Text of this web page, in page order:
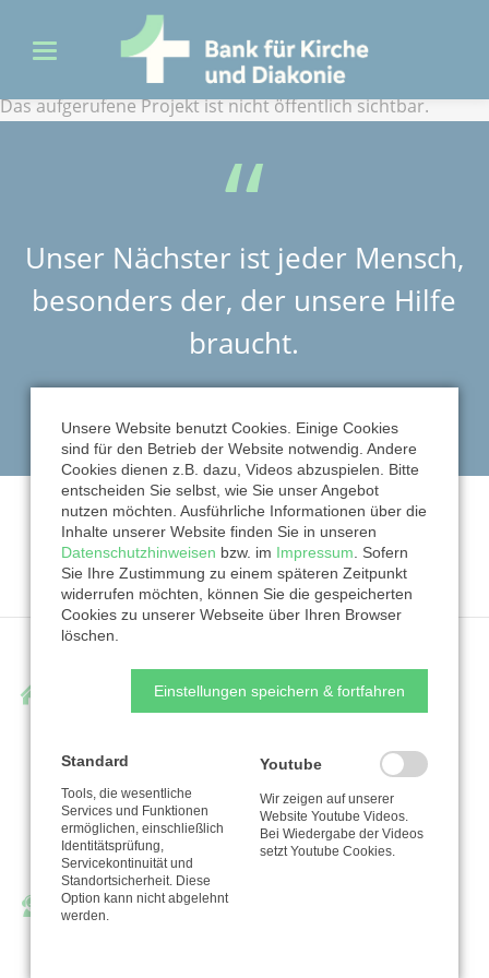
Das aufgerufene Projekt ist nicht öffentlich sichtbar.
Unser Nächster ist jeder Mensch,
besonders der, der unsere Hilfe
braucht.
NAVIGATION
ÜBERSPRINGEN
REGISTRIERUNG FAQ
NUTZUNGSBEDINGUNGEN IMPRESSUM
DATENSCHUTZHINWEISE
Bank für Kirche und Diakonie eG
Schwanenwall 27
44135 Dortmund
Kontakt
Unsere Website benutzt Cookies. Einige Cookies
sind für den Betrieb der Website notwendig. Andere
Cookies dienen z.B. dazu, Videos abzuspielen. Bitte
entscheiden Sie selbst, wie Sie unser Angebot
nutzen möchten. Ausführliche Informationen über die
Inhalte unserer Website finden Sie in unseren
Datenschutzhinweisen bzw. im Impressum . Sofern
Sie Ihre Zustimmung zu einem späteren Zeitpunkt
widerrufen möchten, können Sie die gespeicherten
Cookies zu unserer Webseite über Ihren Browser
löschen.
Einstellungen speichern & fortfahren
Standard
Tools, die wesentliche
Services und Funktionen
ermöglichen, einschließlich
Identitätsprüfung,
Servicekontinuität und
Standortsicherheit. Diese
Option kann nicht abgelehnt
werden.
Youtube
Wir zeigen auf unserer
Website Youtube Videos.
Bei Wiedergabe der Videos
setzt Youtube Cookies.